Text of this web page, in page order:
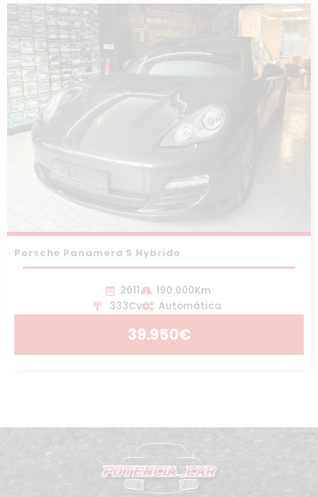
Porsche Panamera S Hybrido
2011
190.000Km
333Cv
Automática
39.950€